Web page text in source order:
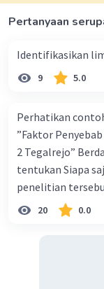
dengan
lebih baik"
untuk
4. Pilihan
Kesimpulan:
Jadi,
sebagai
mengelola
dimilikinya
Pertanyaan
Identifikasikan
9 5.0
Perhatikan
”Faktor
2 Tegalrejo” Berdasarkan contoh judul penelitian di atas
tentukan Siapa
penelitian
20 0.0